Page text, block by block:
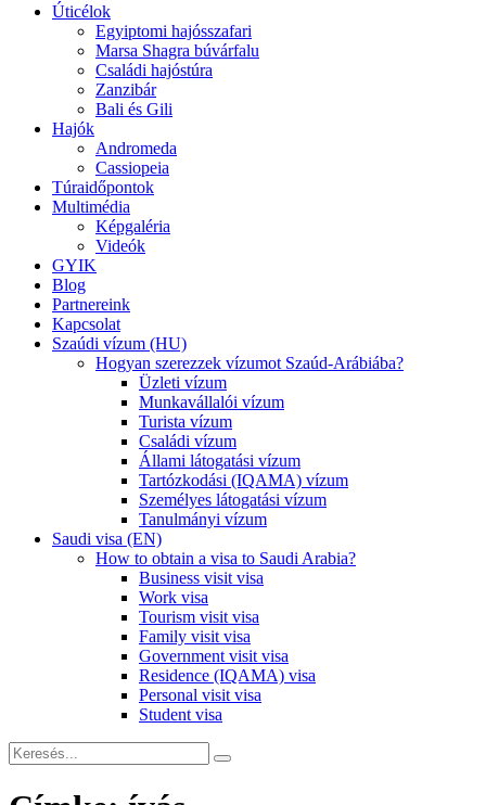
Úticélok
Egyiptomi hajósszafari
Marsa Shagra búvárfalu
Családi hajóstúra
Zanzibár
Bali és Gili
Hajók
Andromeda
Cassiopeia
Túraidőpontok
Multimédia
Képgaléria
Videók
GYIK
Blog
Partnereink
Kapcsolat
Szaúdi vízum (HU)
Hogyan szerezzek vízumot Szaúd-Arábiába?
Üzleti vízum
Munkavállalói vízum
Turista vízum
Családi vízum
Állami látogatási vízum
Tartózkodási (IQAMA) vízum
Személyes látogatási vízum
Tanulmányi vízum
Saudi visa (EN)
How to obtain a visa to Saudi Arabia?
Business visit visa
Work visa
Tourism visit visa
Family visit visa
Government visit visa
Residence (IQAMA) visa
Personal visit visa
Student visa